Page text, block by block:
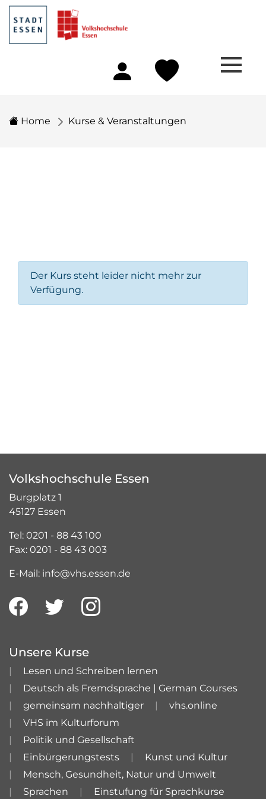
Home Kurse & Veranstaltungen
Der Kurs steht leider nicht mehr zur
Verfügung.
Volkshochschule Essen
Burgplatz 1
45127 Essen
Tel: 0201 - 88 43 100
Fax: 0201 - 88 43 003
E-Mail: info@vhs.essen.de
Unsere Kurse
Lesen und Schreiben lernen
Deutsch als Fremdsprache | German Courses
gemeinsam nachhaltiger
vhs.online
VHS im Kulturforum
Politik und Gesellschaft
Einbürgerungstests
Kunst und Kultur
Mensch, Gesundheit, Natur und Umwelt
Sprachen
Einstufung für Sprachkurse